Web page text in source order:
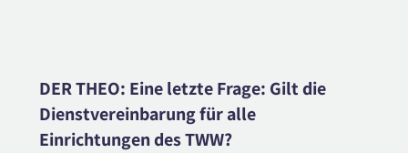
DER THEO: Eine letzte Frage: Gilt die
Dienstvereinbarung für alle
Einrichtungen des TWW?